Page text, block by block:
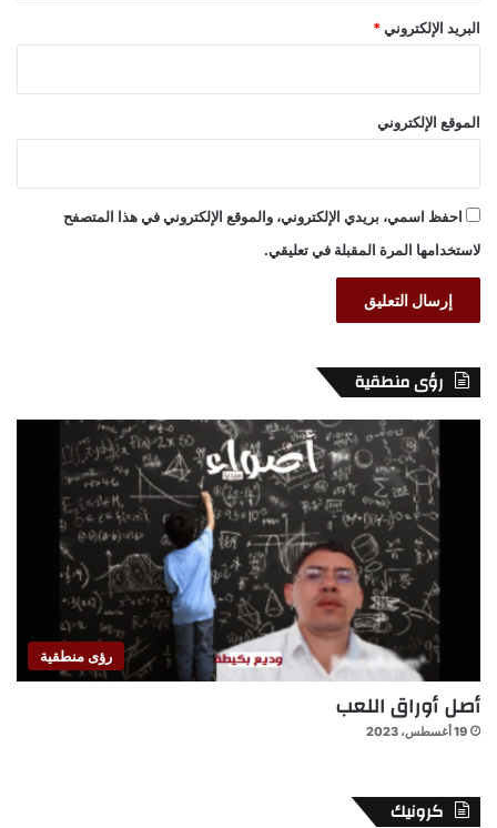
البريد الإلكتروني *
الموقع الإلكتروني
احفظ اسمي، بريدي الإلكتروني، والموقع الإلكتروني في هذا المتصفح
لاستخدامها المرة المقبلة في تعليقي.
رؤى منطقية
رؤى منطقية
أصل أوراق اللعب
19 أغسطس، 2023
كرونيك